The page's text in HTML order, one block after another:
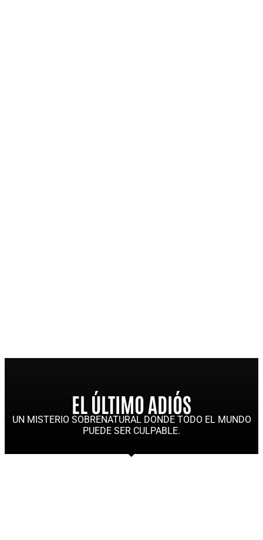
EL ÚLTIMO ADIÓS
UN MISTERIO SOBRENATURAL DONDE TODO EL MUNDO
PUEDE SER CULPABLE.